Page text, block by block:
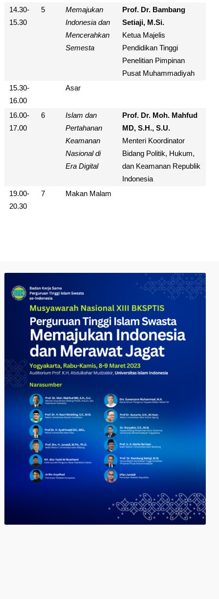
14.30-
15.30
5
Memajukan
Indonesia dan
Mencerahkan
Semesta
Prof. Dr. Bambang
Setiaji, M.Si.
Ketua Majelis
Pendidikan Tinggi
Penelitian Pimpinan
Pusat Muhammadiyah
15.30-
16.00
Asar
16.00-
17.00
6
Islam dan
Pertahanan
Keamanan
Nasional di
Era Digital
Prof. Dr. Moh. Mahfud
MD, S.H., S.U.
Menteri Koordinator
Bidang Politik, Hukum,
dan Keamanan Republik
Indonesia
19.00-
20.30
7 Makan Malam